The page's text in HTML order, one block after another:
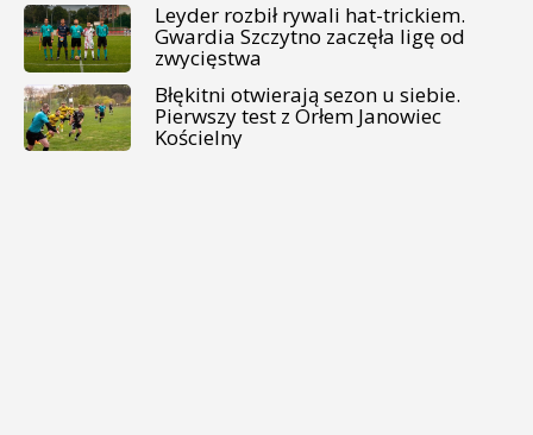
Leyder rozbił rywali hat-trickiem.
Gwardia Szczytno zaczęła ligę od
zwycięstwa
Błękitni otwierają sezon u siebie.
Pierwszy test z Orłem Janowiec
Kościelny